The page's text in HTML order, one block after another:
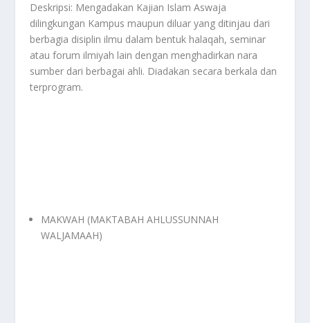
Deskripsi: Mengadakan Kajian Islam Aswaja
dilingkungan Kampus maupun diluar yang ditinjau dari
berbagia disiplin ilmu dalam bentuk halaqah, seminar
atau forum ilmiyah lain dengan menghadirkan nara
sumber dari berbagai ahli. Diadakan secara berkala dan
terprogram.
MAKWAH (MAKTABAH AHLUSSUNNAH
WALJAMAAH)